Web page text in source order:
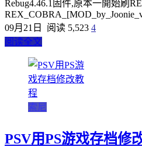
Rebug4.46.1固件,原本一開始刷
09月21日
阅读 5,523 4
阅读全文
索尼
PSV用PS游戏存档修